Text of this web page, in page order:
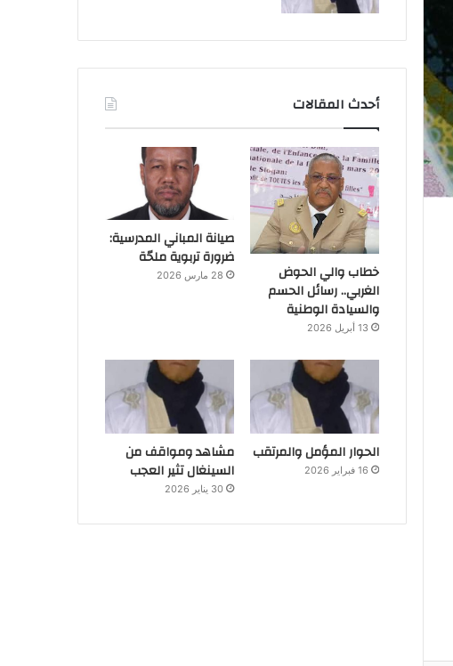
أحدث المقالات
خطاب والي الحوض
الغربي.. رسائل الحسم
والسيادة الوطنية
13 أبريل 2026
صيانة المباني المدرسية:
ضرورة تربوية ملحّة
28 مارس 2026
الحوار المؤمل والمرتقب
16 فبراير 2026
مشاهد ومواقف من
السينغال تثير العجب
30 يناير 2026